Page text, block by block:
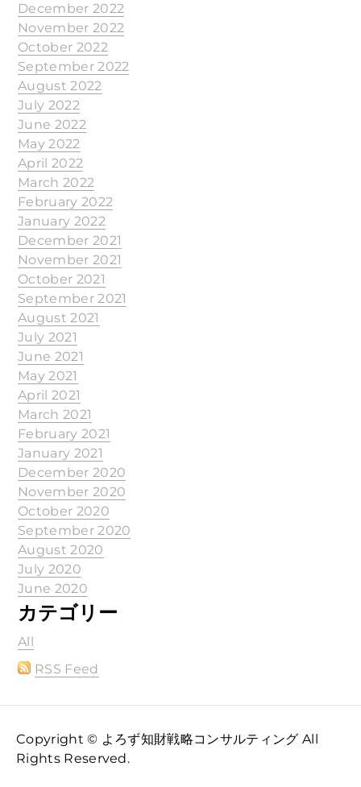
December 2022
November 2022
October 2022
September 2022
August 2022
July 2022
June 2022
May 2022
April 2022
March 2022
February 2022
January 2022
December 2021
November 2021
October 2021
September 2021
August 2021
July 2021
June 2021
May 2021
April 2021
March 2021
February 2021
January 2021
December 2020
November 2020
October 2020
September 2020
August 2020
July 2020
June 2020
カテゴリー
All
RSS Feed
Copyright © よろず知財戦略コンサルティング All
Rights Reserved.